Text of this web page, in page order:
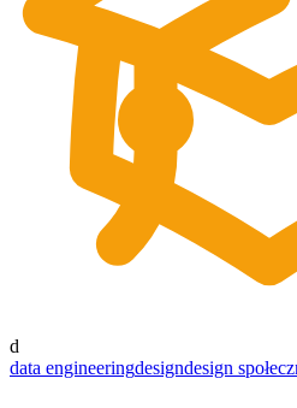
d
data engineeringdesigndesign